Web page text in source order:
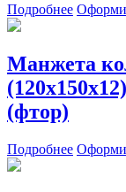
Подробнее
Манжета
(фтор)
Подробнее